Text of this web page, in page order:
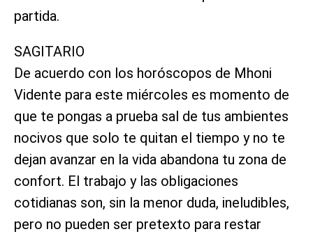
partida.
SAGITARIO
De acuerdo con los horóscopos de Mhoni
Vidente para este miércoles es momento de
que te pongas a prueba sal de tus ambientes
nocivos que solo te quitan el tiempo y no te
dejan avanzar en la vida abandona tu zona de
confort. El trabajo y las obligaciones
cotidianas son, sin la menor duda, ineludibles,
pero no pueden ser pretexto para restar